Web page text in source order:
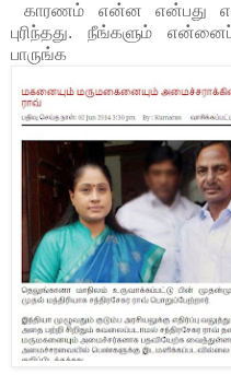
காரணம் என்ன என்பது
புரிந்தது. நீங்களும்
பாருங்க